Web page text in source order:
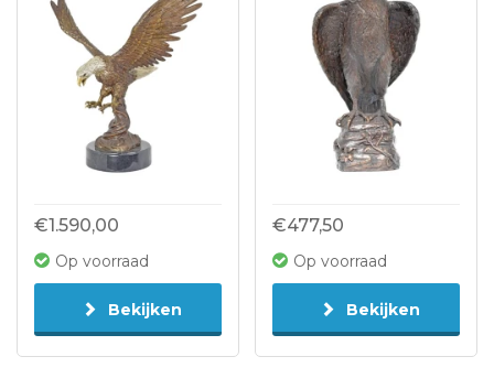
€1.590,00
Op voorraad
Bekijken
€477,50
Op voorraad
Bekijken